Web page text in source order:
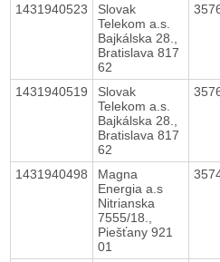
1431940523
Slovak
Telekom a.s.
Bajkálska 28.,
Bratislava 817
62
1431940519
Slovak
Telekom a.s.
Bajkálska 28.,
Bratislava 817
62
1431940498
Magna
Energia a.s
Nitrianska
7555/18.,
Piešťany 921
01